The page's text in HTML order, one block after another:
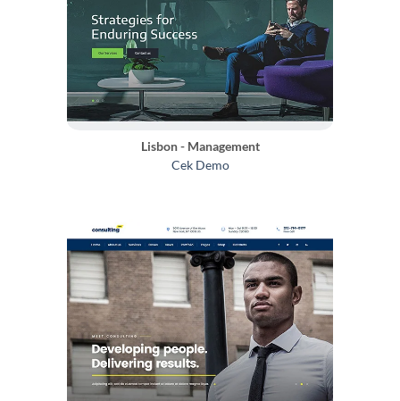
Lisbon - Management
Cek Demo